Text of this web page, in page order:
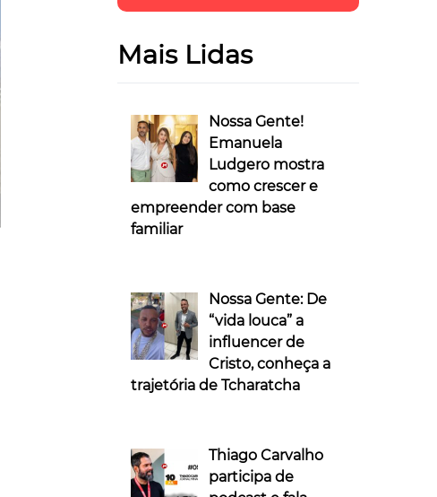
Mais Lidas
Nossa Gente!
Emanuela
Ludgero mostra
como crescer e
empreender com base
familiar
Nossa Gente: De
“vida louca” a
influencer de
Cristo, conheça a
trajetória de Tcharatcha
Thiago Carvalho
participa de